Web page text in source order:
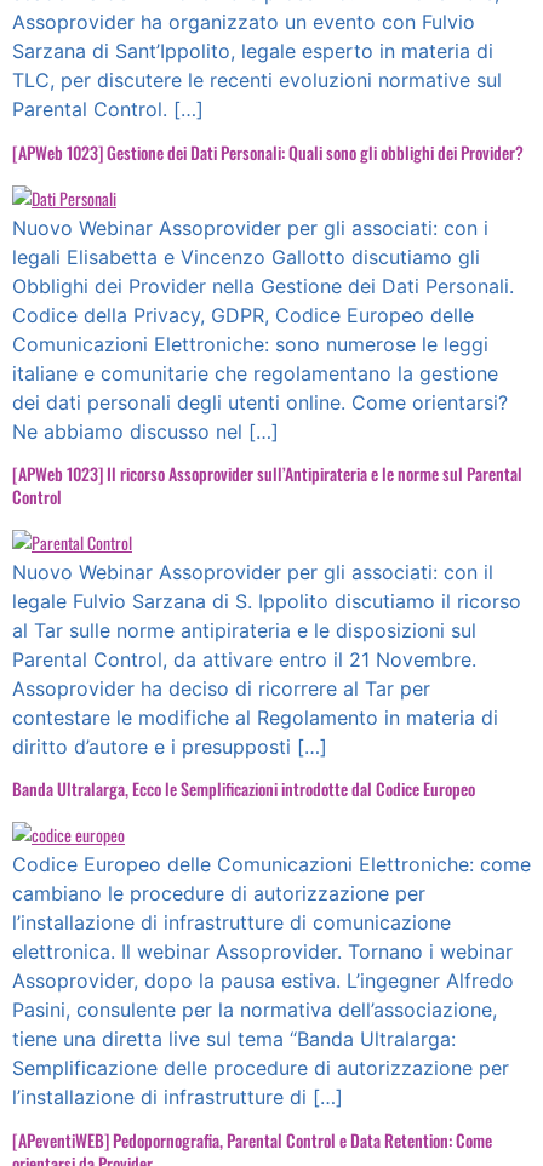
Assoprovider ha organizzato un evento con Fulvio
Sarzana di Sant’Ippolito, legale esperto in materia di
TLC, per discutere le recenti evoluzioni normative sul
Parental Control. […]
[APWeb 1023] Gestione dei Dati Personali: Quali sono gli obblighi dei Provider?
Nuovo Webinar Assoprovider per gli associati: con i
legali Elisabetta e Vincenzo Gallotto discutiamo gli
Obblighi dei Provider nella Gestione dei Dati Personali.
Codice della Privacy, GDPR, Codice Europeo delle
Comunicazioni Elettroniche: sono numerose le leggi
italiane e comunitarie che regolamentano la gestione
dei dati personali degli utenti online. Come orientarsi?
Ne abbiamo discusso nel […]
[APWeb 1023] Il ricorso Assoprovider sull’Antipirateria e le norme sul Parental
Control
Nuovo Webinar Assoprovider per gli associati: con il
legale Fulvio Sarzana di S. Ippolito discutiamo il ricorso
al Tar sulle norme antipirateria e le disposizioni sul
Parental Control, da attivare entro il 21 Novembre.
Assoprovider ha deciso di ricorrere al Tar per
contestare le modifiche al Regolamento in materia di
diritto d’autore e i presupposti […]
Banda Ultralarga, Ecco le Semplificazioni introdotte dal Codice Europeo
Codice Europeo delle Comunicazioni Elettroniche: come
cambiano le procedure di autorizzazione per
l’installazione di infrastrutture di comunicazione
elettronica. Il webinar Assoprovider. Tornano i webinar
Assoprovider, dopo la pausa estiva. L’ingegner Alfredo
Pasini, consulente per la normativa dell’associazione,
tiene una diretta live sul tema “Banda Ultralarga:
Semplificazione delle procedure di autorizzazione per
l’installazione di infrastrutture di […]
[APeventiWEB] Pedopornografia, Parental Control e Data Retention: Come